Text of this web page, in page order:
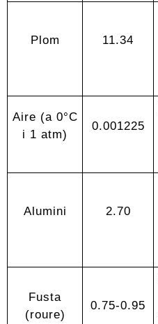
Plom 11.34
Aire (a 0°C
i 1 atm)
0.001225
Alumini 2.70
Fusta
(roure)
0.75-0.95